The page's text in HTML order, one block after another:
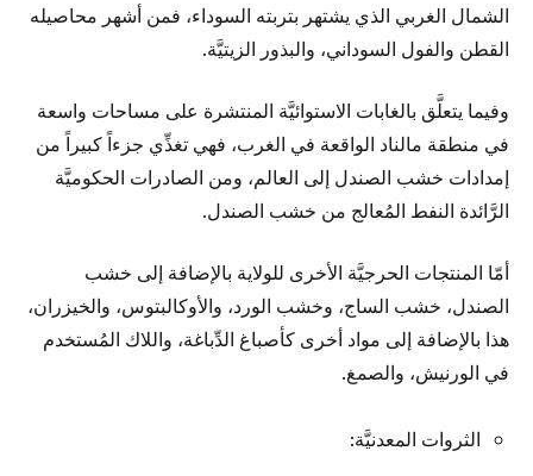
الشمال الغربي الذي يشتهر بتربته السوداء، فمن أشهر محاصيله
القطن والفول السوداني، والبذور الزيتيَّة.
وفيما يتعلَّق بالغابات الاستوائيَّة المنتشرة على مساحات واسعة
في منطقة مالناد الواقعة في الغرب، فهي تغذِّي جزءاً كبيراً من
إمدادات خشب الصندل إلى العالم، ومن الصادرات الحكوميَّة
الرَّائدة النفط المُعالج من خشب الصندل.
أمّا المنتجات الحرجيَّة الأخرى للولاية بالإضافة إلى خشب
الصندل، خشب الساج، وخشب الورد، والأوكالبتوس، والخيزران،
هذا بالإضافة إلى مواد أخرى كأصباغ الدِّباغة، واللاك المُستخدم
في الورنيش، والصمغ.
الثروات المعدنيَّة: